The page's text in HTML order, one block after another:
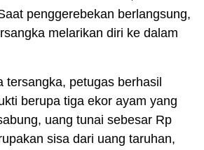
penggerebekan berlangsung,
melarikan diri ke dalam
tersangka, petugas berhasil
berupa tiga ekor ayam yang
uang tunai sebesar Rp
sisa dari uang taruhan,